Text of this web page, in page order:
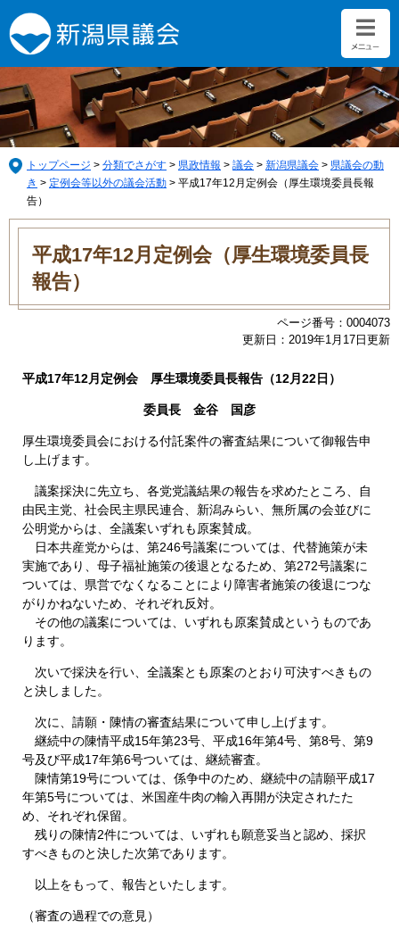
ー
ジ
の
先
頭
で
す。
ニ
ュ
ー
を
飛
ば
し
て
トップページ > 分類でさがす > 県政情報 > 議会 > 新潟県議会 > 県議会の動
き > 定例会等以外の議会活動 > 平成17年12月定例会（厚生環境委員長報
告）
本
平成17年12月定例会（厚生環境委員長
報告）
ページ番号：0004073
更新日：2019年1月17日更新
平成17年12月定例会 厚生環境委員長報告（12月22日）
委員長 金谷 国彦
厚生環境委員会における付託案件の審査結果について御報告申
し上げます。
議案採決に先立ち、各党党議結果の報告を求めたところ、自
由民主党、社会民主県民連合、新潟みらい、無所属の会並びに
公明党からは、全議案いずれも原案賛成。
日本共産党からは、第246号議案については、代替施策が未
実施であり、母子福祉施策の後退となるため、第272号議案に
ついては、県営でなくなることにより障害者施策の後退につな
がりかねないため、それぞれ反対。
その他の議案については、いずれも原案賛成というものであ
ります。
次いで採決を行い、全議案とも原案のとおり可決すべきもの
と決しました。
次に、請願・陳情の審査結果について申し上げます。
継続中の陳情平成15年第23号、平成16年第4号、第8号、第9
号及び平成17年第6号ついては、継続審査。
陳情第19号については、係争中のため、継続中の請願平成17
年第5号については、米国産牛肉の輸入再開が決定されたた
め、それぞれ保留。
残りの陳情2件については、いずれも願意妥当と認め、採択
すべきものと決した次第であります。
以上をもって、報告といたします。
（審査の過程での意見）